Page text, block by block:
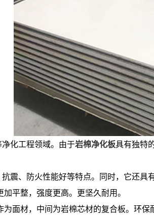
化工程领域。由于岩棉净化板具有独特
震、防火性能好等特点。同时，它还
平整，强度更高。更坚久耐用。
面材，中间为岩棉芯材的复合板。环保